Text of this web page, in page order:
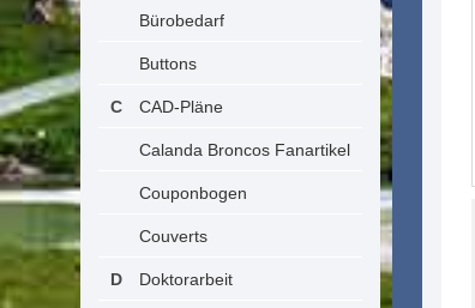
Bürobedarf
Buttons
CAD-Pläne
Calanda Broncos Fanartikel
Couponbogen
Couverts
Doktorarbeit